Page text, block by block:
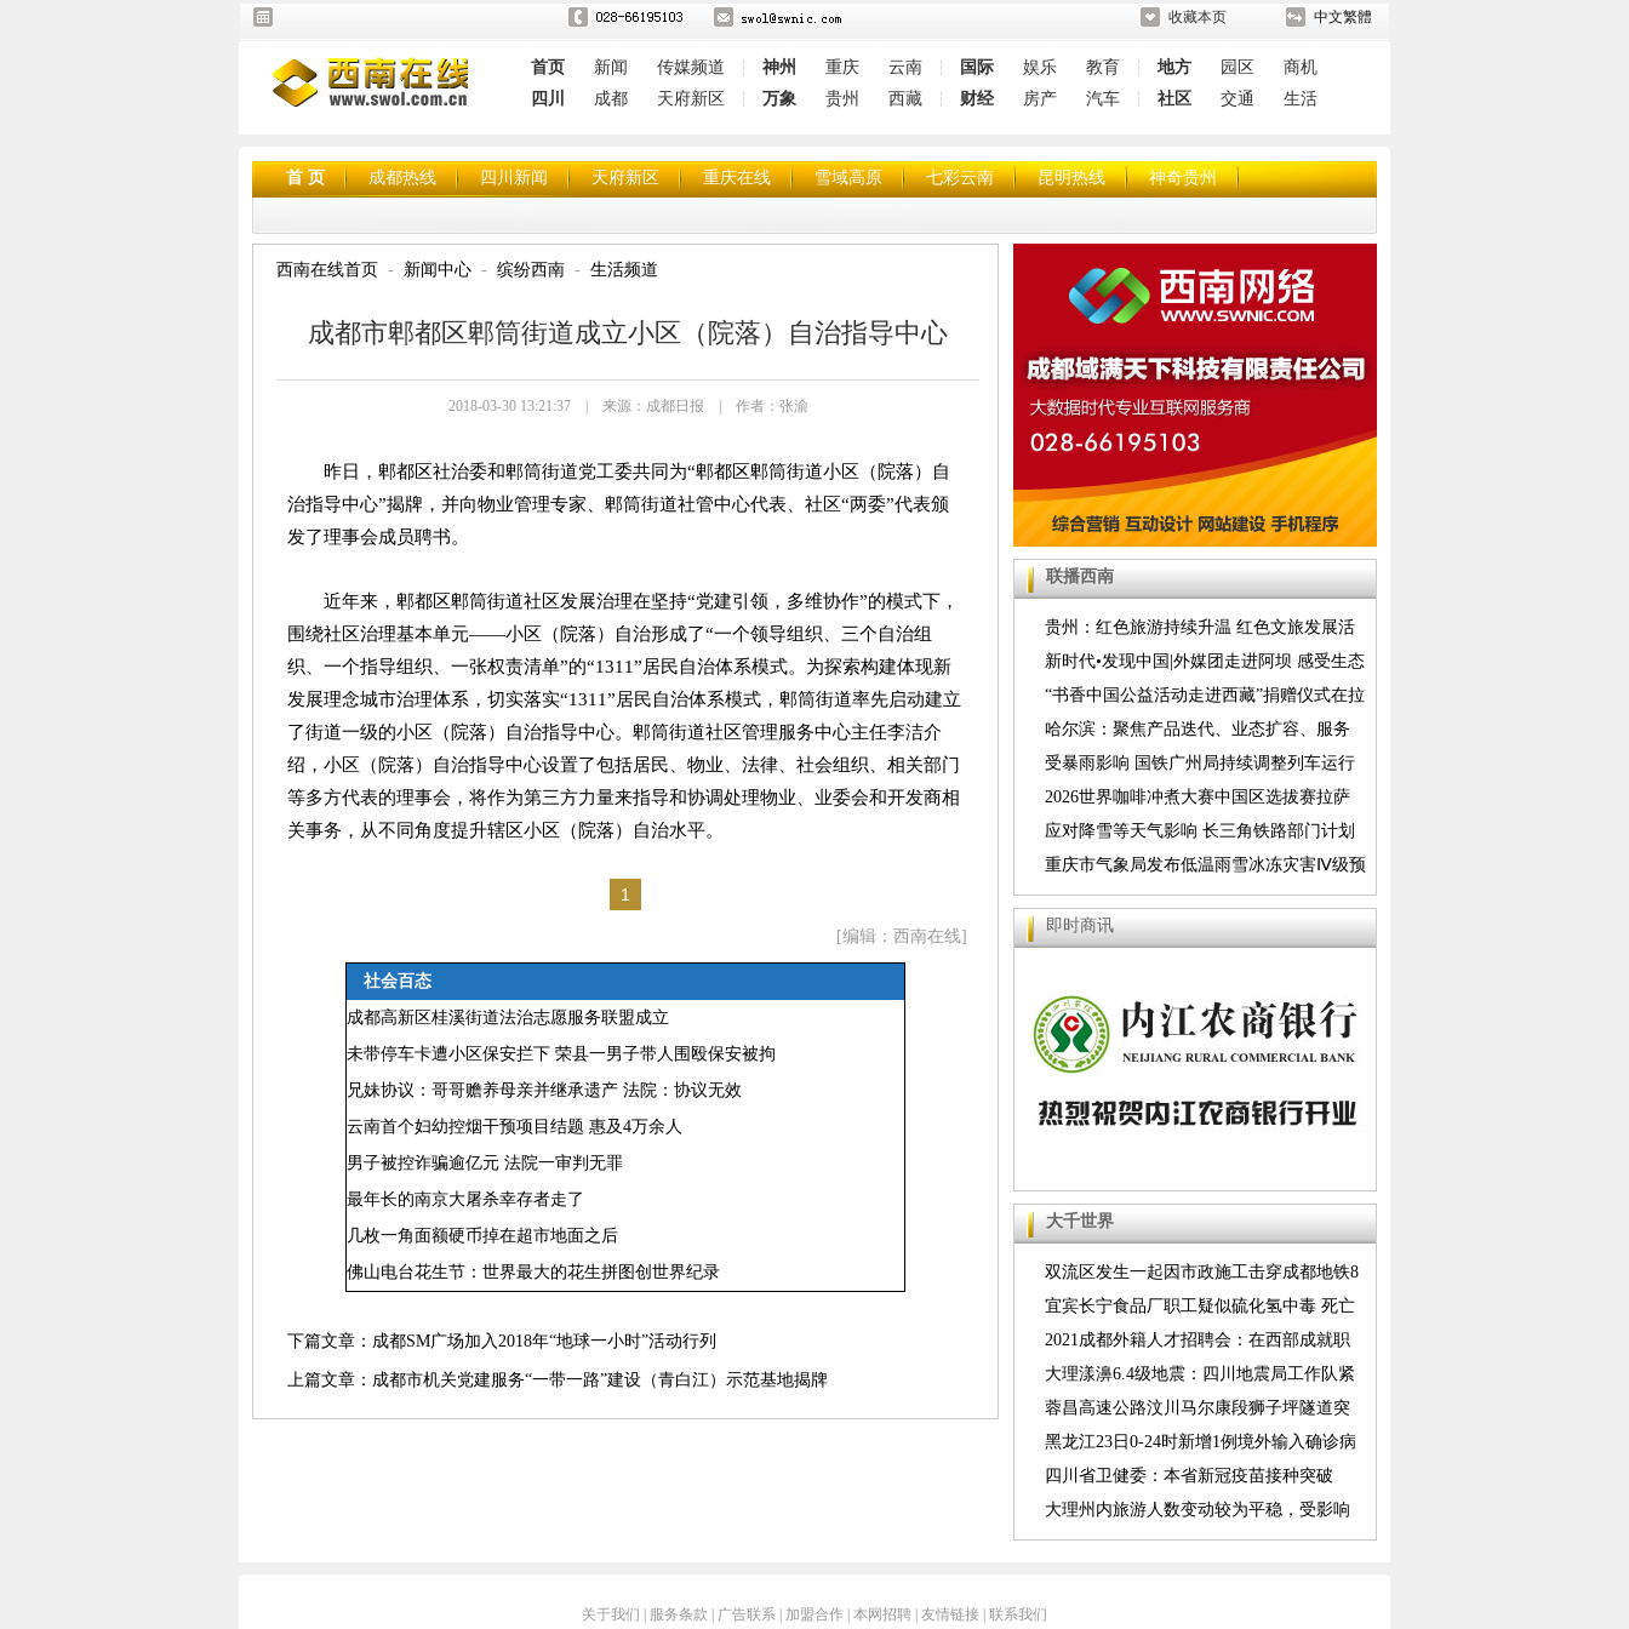
中文繁體
收藏本页
首页 新闻 传媒频道 ┆ 神州 重庆 云南 ┆ 国际 娱乐 教育 ┆ 地方 园区
商机
四川
成都 天府新区 ┆ 万象 贵州 西藏 ┆ 财经 房产 汽车 ┆ 社区 交通 生活
首 页 成都热线 四川新闻 天府新区 重庆在线 雪域高原 七彩云南 昆明热线 神奇贵州
西南在线首页 新闻中心 缤纷西南 生活频道
成都市郫都区郫筒街道成立小区（院落）自治指导中心
2018-03-30 13:21:37 | 来源：成都日报 | 作者：张渝
昨日，郫都区社治委和郫筒街道党工委共同为“郫都区郫筒街道小区（院落）自
治指导中心”揭牌，并向物业管理专家、郫筒街道社管中心代表、社区“两委”代表颁
发了理事会成员聘书。
近年来，郫都区郫筒街道社区发展治理在坚持“党建引领，多维协作”的模式下，
围绕社区治理基本单元——小区（院落）自治形成了“一个领导组织、三个自治组
织、一个指导组织、一张权责清单”的“1311”居民自治体系模式。为探索构建体现新
发展理念城市治理体系，切实落实“1311”居民自治体系模式，郫筒街道率先启动建立
了街道一级的小区（院落）自治指导中心。郫筒街道社区管理服务中心主任李洁介
绍，小区（院落）自治指导中心设置了包括居民、物业、法律、社会组织、相关部门
等多方代表的理事会，将作为第三方力量来指导和协调处理物业、业委会和开发商相
关事务，从不同角度提升辖区小区（院落）自治水平。
1
[编辑：西南在线]
社会百态
成都高新区桂溪街道法治志愿服务联盟成立
未带停车卡遭小区保安拦下 荣县一男子带人围殴保安被拘
兄妹协议：哥哥赡养母亲并继承遗产 法院：协议无效
云南首个妇幼控烟干预项目结题 惠及4万余人
男子被控诈骗逾亿元 法院一审判无罪
最年长的南京大屠杀幸存者走了
几枚一角面额硬币掉在超市地面之后
佛山电台花生节：世界最大的花生拼图创世界纪录
下篇文章： 成都SM广场加入2018年“地球一小时”活动行列
上篇文章： 成都市机关党建服务“一带一路”建设（青白江）示范基地揭牌
联播西南
贵州：红色旅游持续升温 红色文旅发展活
力持续释放
新时代•发现中国|外媒团走进阿坝 感受生态
人文之美
“书香中国公益活动走进西藏”捐赠仪式在拉
萨举行
哈尔滨：聚焦产品迭代、业态扩容、服务
提质 推动亚布力夏季山地康养生态旅游全方
位升级
受暴雨影响 国铁广州局持续调整列车运行
京九铁路部分列车采取停运措施
2026世界咖啡冲煮大赛中国区选拔赛拉萨
分区赛举行
应对降雪等天气影响 长三角铁路部门计划
临时停运部分列车
重庆市气象局发布低温雨雪冰冻灾害Ⅳ级预
警
即时商讯
大千世界
双流区发生一起因市政施工击穿成都地铁8
号线珠江路至顺风上行区间隧道事件
宜宾长宁食品厂职工疑似硫化氢中毒 死亡
人数升至7人
2021成都外籍人才招聘会：在西部成就职
业梦想
大理漾濞6.4级地震：四川地震局工作队紧
急支援震区开展应急处置工作
蓉昌高速公路汶川马尔康段狮子坪隧道突
发险情紧急管制
黑龙江23日0-24时新增1例境外输入确诊病
四川省卫健委：本省新冠疫苗接种突破
2000万剂次
大理州内旅游人数变动较为平稳，受影响
不大
关于我们 服务条款 广告联系 加盟合作 本网招聘 友情链接 联系我们